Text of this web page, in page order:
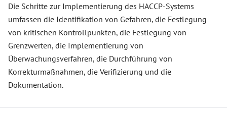
Die Schritte zur Implementierung des HACCP-Systems
umfassen die Identifikation von Gefahren, die Festlegung
von kritischen Kontrollpunkten, die Festlegung von
Grenzwerten, die Implementierung von
Überwachungsverfahren, die Durchführung von
Korrekturmaßnahmen, die Verifizierung und die
Dokumentation.